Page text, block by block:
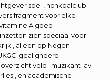
spel , honkbalclub
fragment voor elke
A goed ,
zien speciaal voor
, alleen op Negen
gealigneerd
veld . muzikant lav
, en academische